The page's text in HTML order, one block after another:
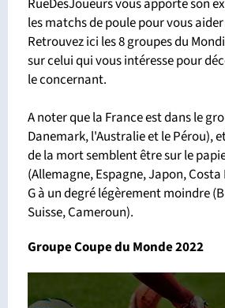
les matchs de poule pour vous
Retrouvez ici les 8 groupes du
sur celui qui vous intéresse pour
le concernant.
A noter que la France est dans le
Danemark, l'Australie et le Pérou),
de la mort semblent être sur le
(Allemagne, Espagne, Japon,
G à un degré légèrement moindre
Suisse, Cameroun).
Groupe Coupe du Monde 2022